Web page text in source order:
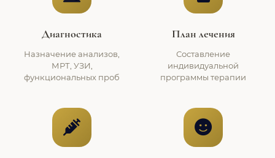
Диагностика
Назначение анализов,
МРТ, УЗИ,
функциональных проб
План лечения
Составление
индивидуальной
программы терапии